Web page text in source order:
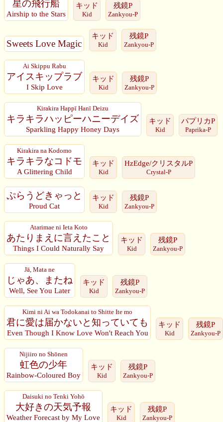
星の飛行船
Airship to the Stars
キッド
Kid
残鏡P
Zankyou-P
Sweets Love Magic
キッド
Kid
残鏡P
Zankyou-P
Ai Skippu Rabu
アイスキップラブ
I Skip Love
キッド
Kid
残鏡P
Zankyou-P
Kirakira Happī Hanī Deizu
キラキラハッピーハニーデイズ
Sparkling Happy Honey Days
キッド
Kid
パプリカP
Paprika-P
Kirakira na Kodomo
キラキラなコドモ
A Glittering Child
キッド
Kid
HzEdge/クリスタルP
Crystal-P
ぷらうどきゃっと
Proud Cat
キッド
Kid
残鏡P
Zankyou-P
Atarimae ni Ieta Koto
あたりまえに言えたこと
Things I Could Naturally Say
キッド
Kid
残鏡P
Zankyou-P
Jā, Mata ne
じゃあ、またね
Well, See You Later
キッド
Kid
残鏡P
Zankyou-P
Kimi ni Ai wa Todokanai to Shitte Ite mo
君に愛は届かないと知っていても
Even Though I Know Love Won't Reach You
キッド
Kid
残鏡P
Zankyou-P
Nijiiro no Shōnen
虹色の少年
Rainbow-Coloured Boy
キッド
Kid
残鏡P
Zankyou-P
Daisuki no Tenki Yohō
大好きの天気予報
Weather Forecast by My Love
キッド
Kid
残鏡P
Zankyou-P